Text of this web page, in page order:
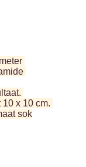
x 10 cm.
sok